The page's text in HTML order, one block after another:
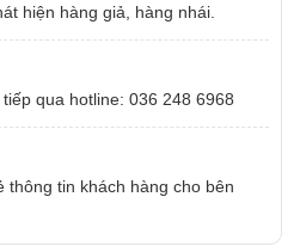
hiện hàng giả, hàng nhái.
qua hotline: 036 248 6968
thông tin khách hàng cho bên